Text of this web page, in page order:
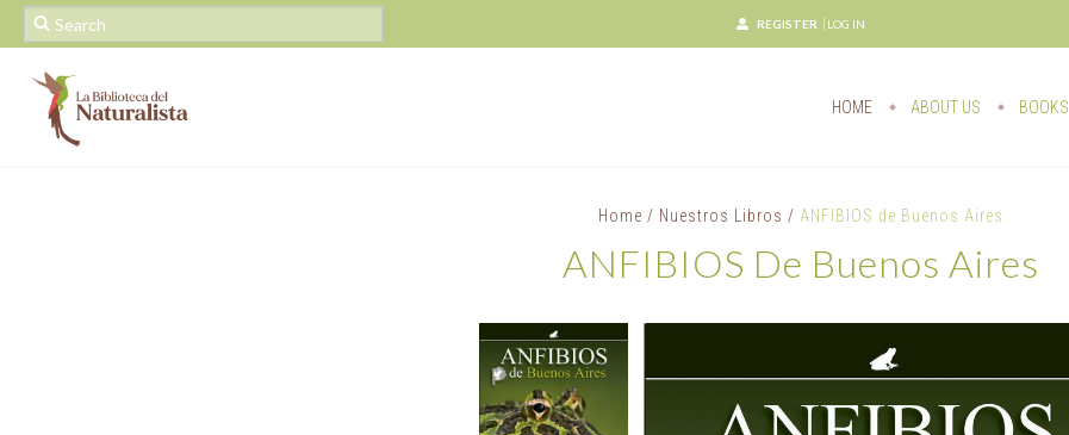
REGISTER LOG IN
HOME ABOUT US BOOKS
Home / Nuestros Libros / ANFIBIOS de Buenos Aires
ANFIBIOS De Buenos Aires